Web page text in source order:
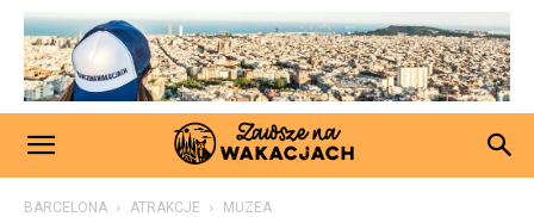
BARCELONA ATRAKCJE MUZEA